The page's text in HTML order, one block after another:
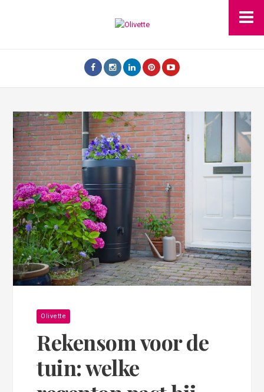
Olivette
Rekensom voor de
tuin: welke